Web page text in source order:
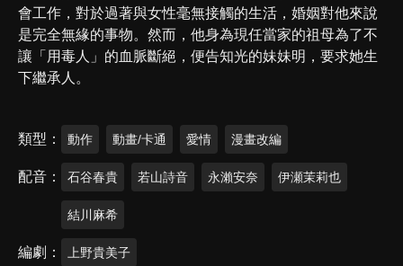
會工作，對於過著與女性毫無接觸的生活，婚姻對他來說
是完全無緣的事物。然而，他身為現任當家的祖母為了不
讓「用毒人」的血脈斷絕，便告知光的妹妹明，要求她生
下繼承人。
類型 動作 動畫/卡通 愛情 漫畫改編
配音 石谷春貴 若山詩音 永瀨安奈 伊瀬茉莉也
結川麻希
編劇 上野貴美子